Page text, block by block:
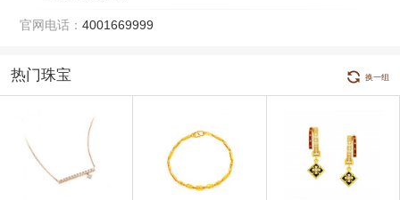
官网电话： 4001669999
热门珠宝 换一组